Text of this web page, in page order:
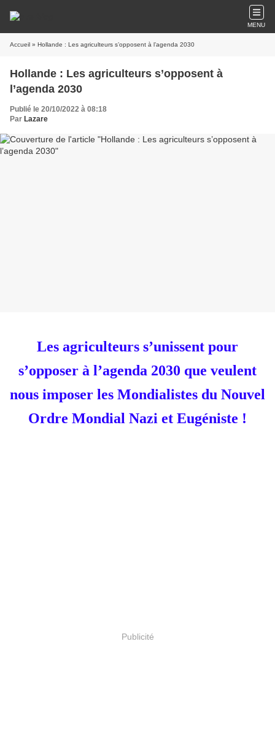
MENU
Accueil » Hollande : Les agriculteurs s’opposent à l’agenda 2030
Hollande : Les agriculteurs s’opposent à
l’agenda 2030
Publié le 20/10/2022 à 08:18
Par Lazare
Les agriculteurs s’unissent pour
s’opposer à l’agenda 2030 que veulent
nous imposer les Mondialistes du Nouvel
Ordre Mondial Nazi et Eugéniste !
Publicité